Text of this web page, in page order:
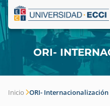
ORI-
Inicio ORI- Internacionalización